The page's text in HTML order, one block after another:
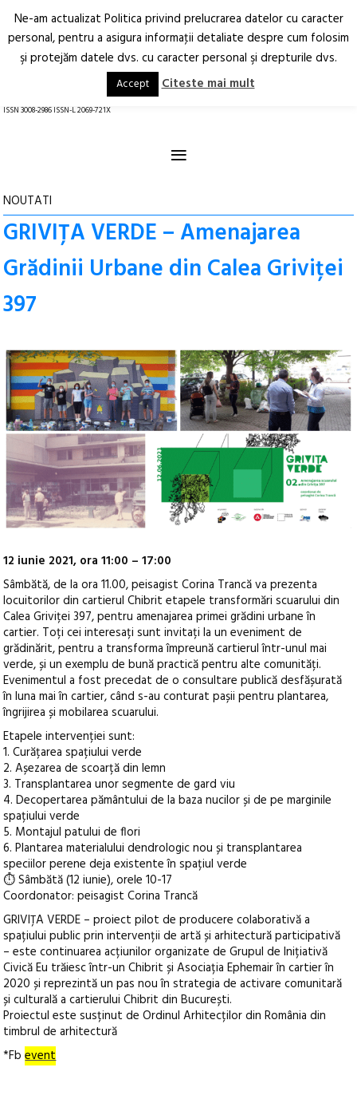
Arhitectură.
Oraș.
RO EN
ISSN 3008-2986 ISSN-L 2069-721X
≡
NOUTATI
GRIVIȚA VERDE – Amenajarea
Grădinii Urbane din Calea Griviței
397
12 iunie 2021, ora 11:00 – 17:00
Sâmbătă, de la ora 11.00, peisagist Corina Trancă va prezenta
locuitorilor din cartierul Chibrit etapele transformări scuarului din
Calea Griviței 397, pentru amenajarea primei grădini urbane în
cartier. Toți cei interesați sunt invitați la un eveniment de
grădinărit, pentru a transforma împreună cartierul într-unul mai
verde, și un exemplu de bună practică pentru alte comunități.
Evenimentul a fost precedat de o consultare publică desfășurată
în luna mai în cartier, când s-au conturat pașii pentru plantarea,
îngrijirea și mobilarea scuarului.
Etapele intervenției sunt:
1. Curățarea spațiului verde
2. Așezarea de scoarță din lemn
3. Transplantarea unor segmente de gard viu
4. Decopertarea pământului de la baza nucilor și de pe marginile
spațiului verde
5. Montajul patului de flori
6. Plantarea materialului dendrologic nou și transplantarea
speciilor perene deja existente în spațiul verde
⏱ Sâmbătă (12 iunie), orele 10-17
Coordonator: peisagist Corina Trancă
GRIVIȚA VERDE – proiect pilot de producere colaborativă a
spațiului public prin intervenții de artă și arhitectură participativă
– este continuarea acțiunilor organizate de Grupul de Inițiativă
Civică Eu trăiesc într-un Chibrit și Asociația Ephemair în cartier în
2020 și reprezintă un pas nou în strategia de activare comunitară
și culturală a cartierului Chibrit din București.
Proiectul este susținut de Ordinul Arhitecților din România din
timbrul de arhitectură
*Fbevent
Ne-am actualizat Politica privind prelucrarea datelor cu caracter
personal, pentru a asigura informaţii detaliate despre cum folosim
şi protejăm datele dvs. cu caracter personal şi drepturile dvs.
Accept Citeste mai mult